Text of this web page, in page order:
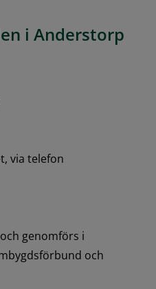
i Anderstorp
via telefon
genomförs i
och